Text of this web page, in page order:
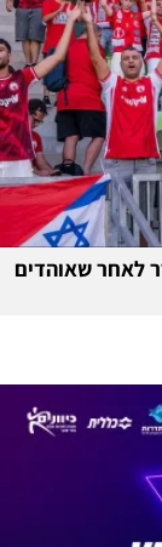
לאחר שאוהדים